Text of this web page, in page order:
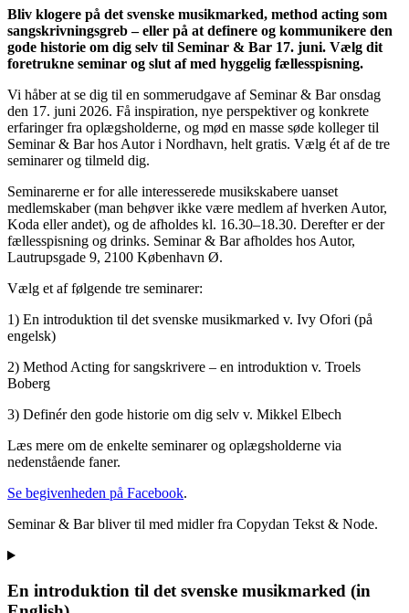
Bliv klogere på det svenske musikmarked, method acting som
sangskrivningsgreb – eller på at definere og kommunikere den
gode historie om dig selv til Seminar & Bar 17. juni. Vælg dit
foretrukne seminar og slut af med hyggelig fællesspisning.
Vi håber at se dig til en sommerudgave af Seminar & Bar onsdag
den 17. juni 2026. Få inspiration, nye perspektiver og konkrete
erfaringer fra oplægsholderne, og mød en masse søde kolleger til
Seminar & Bar hos Autor i Nordhavn, helt gratis. Vælg ét af de tre
seminarer og tilmeld dig.
Seminarerne er for alle interesserede musikskabere uanset
medlemskaber (man behøver ikke være medlem af hverken Autor,
Koda eller andet), og de afholdes kl. 16.30–18.30. Derefter er der
fællesspisning og drinks. Seminar & Bar afholdes hos Autor,
Lautrupsgade 9, 2100 København Ø.
Vælg et af følgende tre seminarer:
1) En introduktion til det svenske musikmarked v. Ivy Ofori (på
engelsk)
2) Method Acting for sangskrivere – en introduktion v. Troels
Boberg
3) Definér den gode historie om dig selv v. Mikkel Elbech
Læs mere om de enkelte seminarer og oplægsholderne via
nedenstående faner.
Se begivenheden på Facebook.
Seminar & Bar bliver til med midler fra Copydan Tekst & Node.
En introduktion til det svenske musikmarked (in